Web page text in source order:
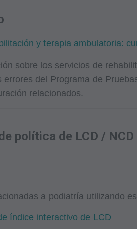
y terapia ambulatoria:
sobre los servicios de
errores del Programa de
relacionados.
política de LCD / NCD
a podiatría utilizando
índice interactivo de LCD